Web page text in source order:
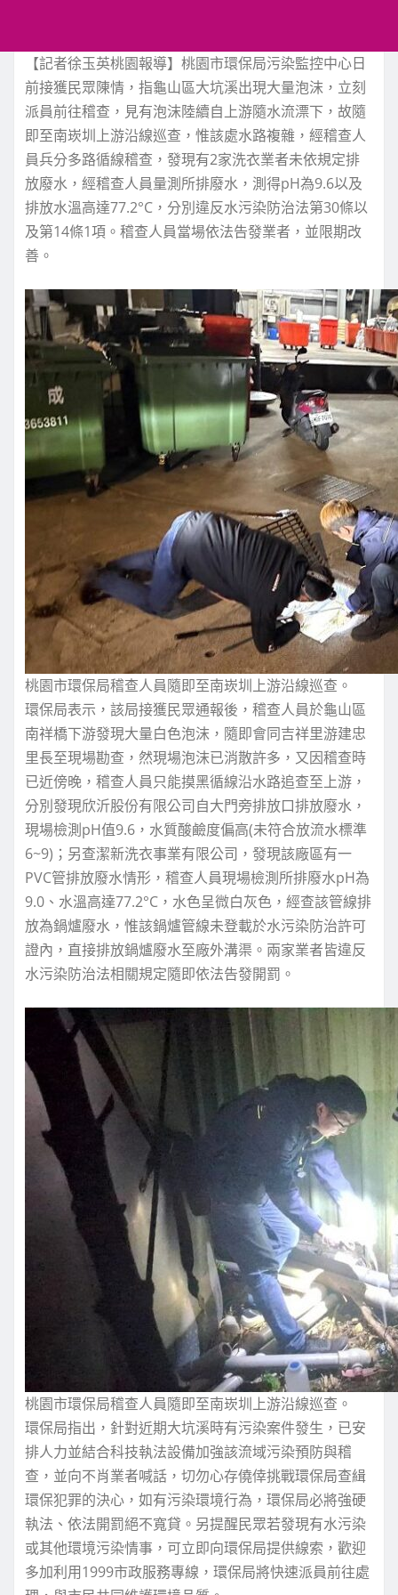
【記者徐玉英桃園報導】桃園市環保局污染監控中心日
前接獲民眾陳情，指龜山區大坑溪出現大量泡沫，立刻
派員前往稽查，見有泡沫陸續自上游隨水流漂下，故隨
即至南崁圳上游沿線巡查，惟該處水路複雜，經稽查人
員兵分多路循線稽查，發現有2家洗衣業者未依規定排
放廢水，經稽查人員量測所排廢水，測得pH為9.6以及
排放水溫高達77.2°C，分別違反水污染防治法第30條以
及第14條1項。稽查人員當場依法告發業者，並限期改
善。
桃園市環保局稽查人員隨即至南崁圳上游沿線巡查。
環保局表示，該局接獲民眾通報後，稽查人員於龜山區
南祥橋下游發現大量白色泡沫，隨即會同吉祥里游建忠
里長至現場勘查，然現場泡沫已消散許多，又因稽查時
已近傍晚，稽查人員只能摸黑循線沿水路追查至上游，
分別發現欣沂股份有限公司自大門旁排放口排放廢水，
現場檢測pH值9.6，水質酸鹼度偏高(未符合放流水標準
6~9)；另查潔新洗衣事業有限公司，發現該廠區有一
PVC管排放廢水情形，稽查人員現場檢測所排廢水pH為
9.0、水溫高達77.2°C，水色呈微白灰色，經查該管線排
放為鍋爐廢水，惟該鍋爐管線未登載於水污染防治許可
證內，直接排放鍋爐廢水至廠外溝渠。兩家業者皆違反
水污染防治法相關規定隨即依法告發開罰。
桃園市環保局稽查人員隨即至南崁圳上游沿線巡查。
環保局指出，針對近期大坑溪時有污染案件發生，已安
排人力並結合科技執法設備加強該流域污染預防與稽
查，並向不肖業者喊話，切勿心存僥倖挑戰環保局查緝
環保犯罪的決心，如有污染環境行為，環保局必將強硬
執法、依法開罰絕不寬貸。另提醒民眾若發現有水污染
或其他環境污染情事，可立即向環保局提供線索，歡迎
多加利用1999市政服務專線，環保局將快速派員前往處